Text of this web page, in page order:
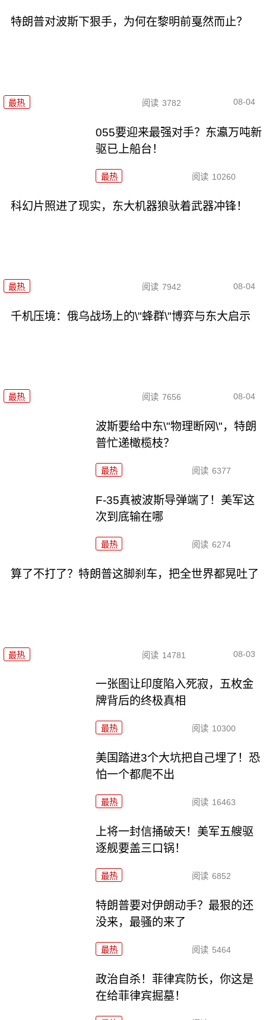
特朗普对波斯下狠手，为何在黎明前戛然而止？
最热 阅读 3782 08-04
055要迎来最强对手？东瀛万吨新
驱已上船台！
最热 阅读 10260
科幻片照进了现实，东大机器狼驮着武器冲锋！
最热 阅读 7942 08-04
千机压境：俄乌战场上的\"蜂群\"博弈与东大启示
最热 阅读 7656 08-04
波斯要给中东\"物理断网\"，特朗
普忙递橄榄枝？
最热 阅读 6377
F-35真被波斯导弹端了！美军这
次到底输在哪
最热 阅读 6274
算了不打了？特朗普这脚刹车，把全世界都晃吐了
最热 阅读 14781 08-03
一张图让印度陷入死寂，五枚金
牌背后的终极真相
最热 阅读 10300
美国踏进3个大坑把自己埋了！恐
怕一个都爬不出
最热 阅读 16463
上将一封信捅破天！美军五艘驱
逐舰要盖三口锅！
最热 阅读 6852
特朗普要对伊朗动手？最狠的还
没来，最骚的来了
最热 阅读 5464
政治自杀！菲律宾防长，你这是
在给菲律宾掘墓！